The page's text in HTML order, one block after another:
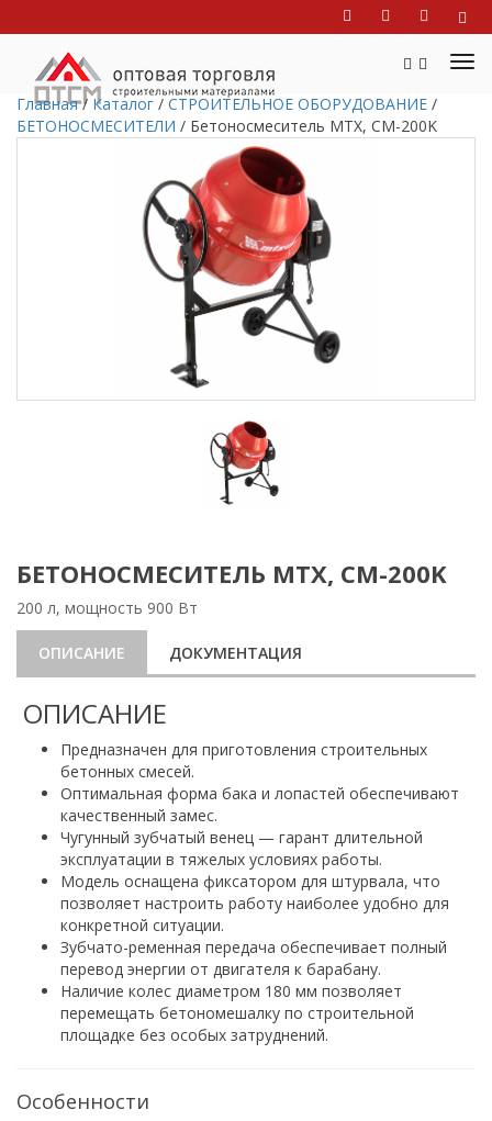
Главная /Каталог / СТРОИТЕЛЬНОЕ ОБОРУДОВАНИЕ /
БЕТОНОСМЕСИТЕЛИ / Бетоносмеситель МТХ, СМ-200K
БЕТОНОСМЕСИТЕЛЬ МТХ, СМ-200K
200 л, мощность 900 Вт
ОПИСАНИЕ ДОКУМЕНТАЦИЯ
ОПИСАНИЕ
Предназначен для приготовления строительных
бетонных смесей.
Оптимальная форма бака и лопастей обеспечивают
качественный замес.
Чугунный зубчатый венец — гарант длительной
эксплуатации в тяжелых условиях работы.
Модель оснащена фиксатором для штурвала, что
позволяет настроить работу наиболее удобно для
конкретной ситуации.
Зубчато-ременная передача обеспечивает полный
перевод энергии от двигателя к барабану.
Наличие колес диаметром 180 мм позволяет
перемещать бетономешалку по строительной
площадке без особых затруднений.
Особенности